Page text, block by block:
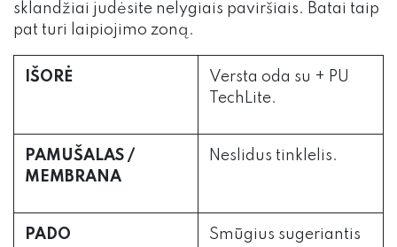
sklandžiai judėsite nelygiais paviršiais. Batai taip
pat turi laipiojimo zoną.
IŠORĖ
Versta oda su + PU
TechLite.
PAMUŠALAS /
MEMBRANA
Neslidus tinklelis.
PADO
Smūgius sugeriantis